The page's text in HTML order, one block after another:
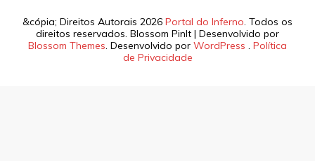
&cópia; Direitos Autorais 2026 Portal do Inferno. Todos os
direitos reservados. Blossom PinIt | Desenvolvido por
Blossom Themes. Desenvolvido por WordPress . Política
de Privacidade